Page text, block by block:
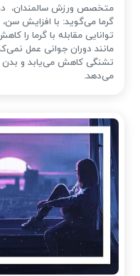
متخصص ورزش سالمندان،
گرما می‌گوید: با افزایش
توانایی مقابله با گرما
مانند دوران جوانی عمل
تشنگی کاهش می‌یابد و بدن
می‌دهد.